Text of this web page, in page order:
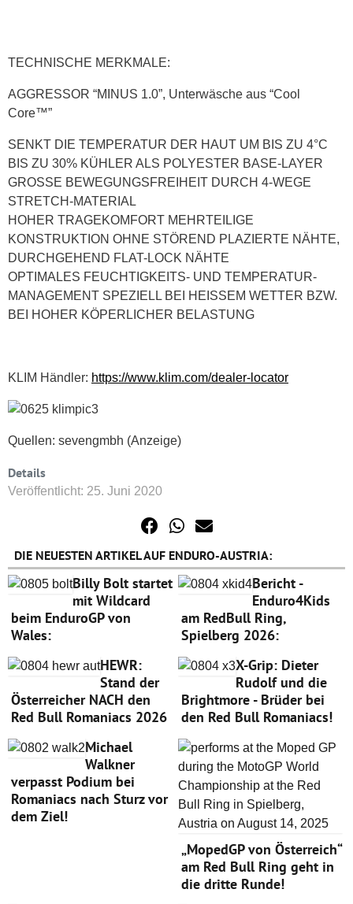
TECHNISCHE MERKMALE:
AGGRESSOR “MINUS 1.0”, Unterwäsche aus “Cool
Core™”
SENKT DIE TEMPERATUR DER HAUT UM BIS ZU 4°C
BIS ZU 30% KÜHLER ALS POLYESTER BASE-LAYER
GROSSE BEWEGUNGSFREIHEIT DURCH 4-WEGE
STRETCH-MATERIAL
HOHER TRAGEKOMFORT MEHRTEILIGE
KONSTRUKTION OHNE STÖREND PLAZIERTE NÄHTE,
DURCHGEHEND FLAT-LOCK NÄHTE
OPTIMALES FEUCHTIGKEITS- UND TEMPERATUR-
MANAGEMENT SPEZIELL BEI HEISSEM WETTER BZW.
BEI HOHER KÖPERLICHER BELASTUNG
KLIM Händler: https://www.klim.com/dealer-locator
Quellen: sevengmbh (Anzeige)
Details
Veröffentlicht: 25. Juni 2020
DIE NEUESTEN ARTIKEL AUF ENDURO-AUSTRIA:
Billy Bolt startet
mit Wildcard
beim EnduroGP von
Wales:
Bericht -
Enduro4Kids
am RedBull Ring,
Spielberg 2026:
HEWR:
Stand der
Österreicher NACH den
Red Bull Romaniacs 2026
X-Grip: Dieter
Rudolf und die
Brightmore - Brüder bei
den Red Bull Romaniacs!
Michael
Walkner
verpasst Podium bei
Romaniacs nach Sturz vor
dem Ziel!
„MopedGP von Österreich“
am Red Bull Ring geht in
die dritte Runde!